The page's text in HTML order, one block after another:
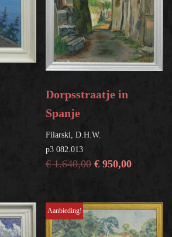
Dorpsstraatje in
Spanje
Filarski, D.H.W.
p3 082.013
€1.640,00 € 950,00
Aanbieding!